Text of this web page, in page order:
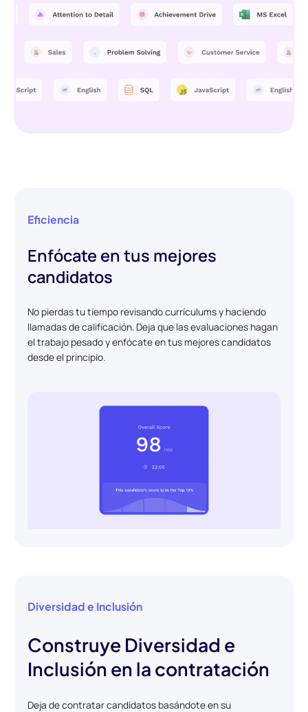
Eficiencia
Enfócate en tus mejores
candidatos
No pierdas tu tiempo revisando currículums y haciendo
llamadas de calificación. Deja que las evaluaciones hagan
el trabajo pesado y enfócate en tus mejores candidatos
desde el principio.
Diversidad e Inclusión
Construye Diversidad e
Inclusión en la contratación
Deja de contratar candidatos basándote en su